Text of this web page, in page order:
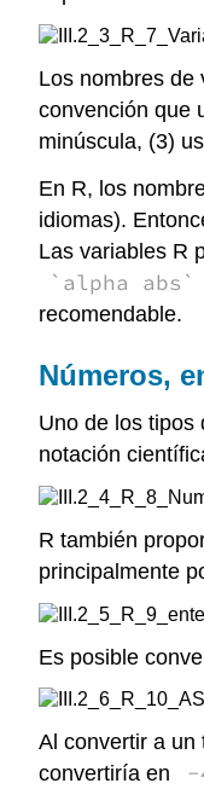
Los nombres de
convención que
minúscula, (3)
En R, los
idiomas).
Las variables R
`alpha
recomendable.
Números,
Uno de los tipos
notación
R también
principalmente
Es posible
Al convertir a un
convertiría en
-